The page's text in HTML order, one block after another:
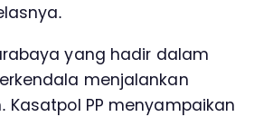
yang hadir dalam
menjalankan
Kasatpol PP menyampaikan